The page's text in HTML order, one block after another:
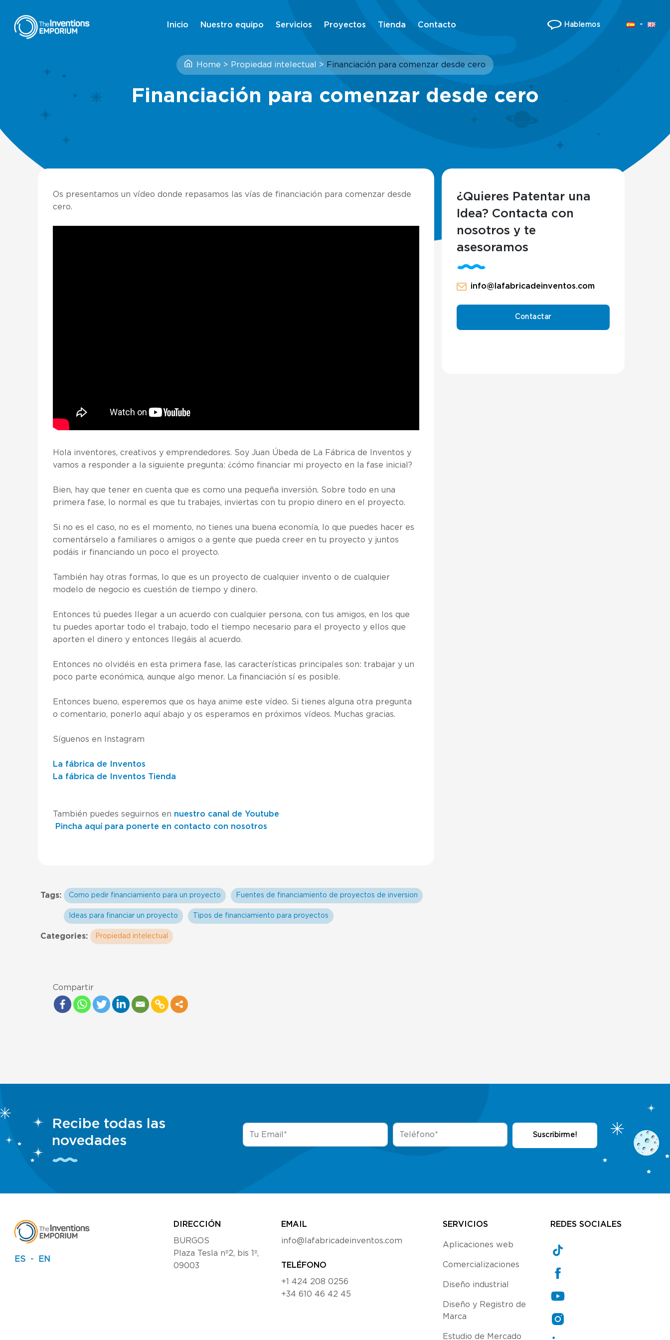
Inicio Nuestro equipo Servicios Proyectos Tienda Contacto Hablemos
Home > Propiedad intelectual > Financiación para comenzar desde cero
Financiación para comenzar desde cero
Os presentamos un vídeo donde repasamos las vías de financiación para comenzar desde
cero.
Hola inventores, creativos y emprendedores. Soy Juan Úbeda de La Fábrica de Inventos y
vamos a responder a la siguiente pregunta: ¿cómo financiar mi proyecto en la fase inicial?
Bien, hay que tener en cuenta que es como una pequeña inversión. Sobre todo en una
primera fase, lo normal es que tu trabajes, inviertas con tu propio dinero en el proyecto.
Si no es el caso, no es el momento, no tienes una buena economía, lo que puedes hacer es
comentárselo a familiares o amigos o a gente que pueda creer en tu proyecto y juntos
podáis ir financiando un poco el proyecto.
También hay otras formas, lo que es un proyecto de cualquier invento o de cualquier
modelo de negocio es cuestión de tiempo y dinero.
Entonces tú puedes llegar a un acuerdo con cualquier persona, con tus amigos, en los que
tu puedes aportar todo el trabajo, todo el tiempo necesario para el proyecto y ellos que
aporten el dinero y entonces llegáis al acuerdo.
Entonces no olvidéis en esta primera fase, las características principales son: trabajar y un
poco parte económica, aunque algo menor. La financiación sí es posible.
Entonces bueno, esperemos que os haya anime este vídeo. Si tienes alguna otra pregunta
o comentario, ponerlo aquí abajo y os esperamos en próximos vídeos. Muchas gracias.
Síguenos en Instagram
La fábrica de Inventos
La fábrica de Inventos Tienda
También puedes seguirnos en nuestro canal de Youtube
Pincha aquí para ponerte en contacto con nosotros
Tags: Como pedir financiamiento para un proyecto Fuentes de financiamiento de proyectos de inversion
Ideas para financiar un proyecto Tipos de financiamiento para proyectos
Categories: Propiedad intelectual
Compartir
¿Quieres Patentar una
Idea? Contacta con
nosotros y te
asesoramos
info@lafabricadeinventos.com
Contactar
Recibe todas las
novedades
ES EN
DIRECCIÓN
BURGOS
Plaza Tesla nº2, bis 1º,
09003
EMAIL
info@lafabricadeinventos.com
TELÉFONO
+1 424 208 0256
+34 610 46 42 45
SERVICIOS
Aplicaciones web
Comercializaciones
Diseño industrial
Diseño y Registro de
Marca
Estudio de Mercado
REDES SOCIALES